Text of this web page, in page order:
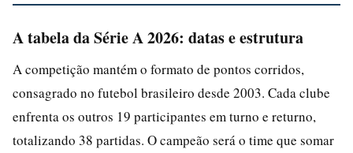
A tabela da Série A 2026: datas e estrutura
A competição mantém o formato de pontos corridos,
consagrado no futebol brasileiro desde 2003. Cada clube
enfrenta os outros 19 participantes em turno e returno,
totalizando 38 partidas. O campeão será o time que somar